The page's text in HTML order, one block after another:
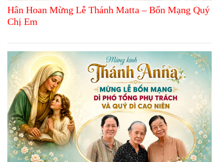
Hân Hoan Mừng Lễ Thánh Matta – Bổn Mạng Quý
Chị Em